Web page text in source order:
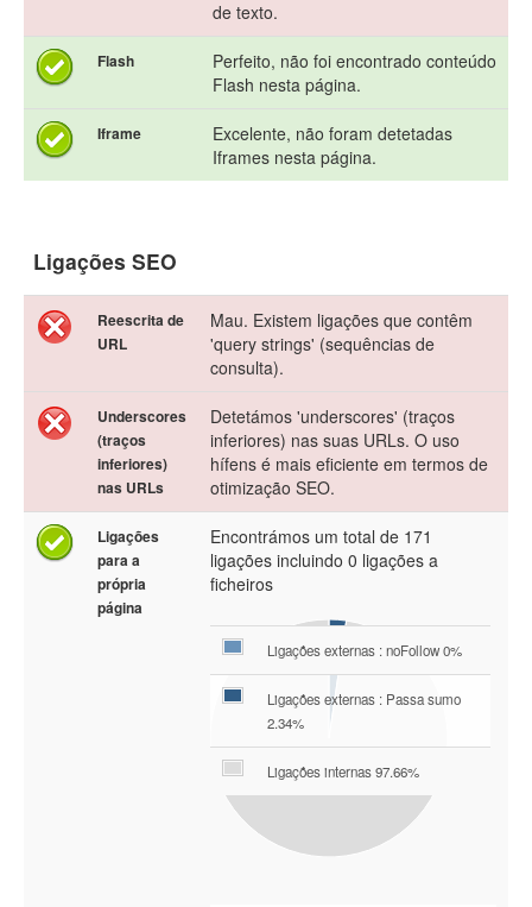
de texto.
Flash
Perfeito, não foi encontrado conteúdo
Flash nesta página.
Iframe
Excelente, não foram detetadas
Iframes nesta página.
Ligações SEO
Reescrita de
URL
Mau. Existem ligações que contêm
'query strings' (sequências de
consulta).
Underscores
(traços
inferiores)
nas URLs
Detetámos 'underscores' (traços
inferiores) nas suas URLs. O uso
hífens é mais eficiente em termos de
otimização SEO.
Ligações
para a
própria
página
Encontrámos um total de 171
ligações incluindo 0 ligações a
ficheiros
Ligações externas : noFollow 0%
Ligações externas : Passa sumo
2.34%
Ligações internas 97.66%